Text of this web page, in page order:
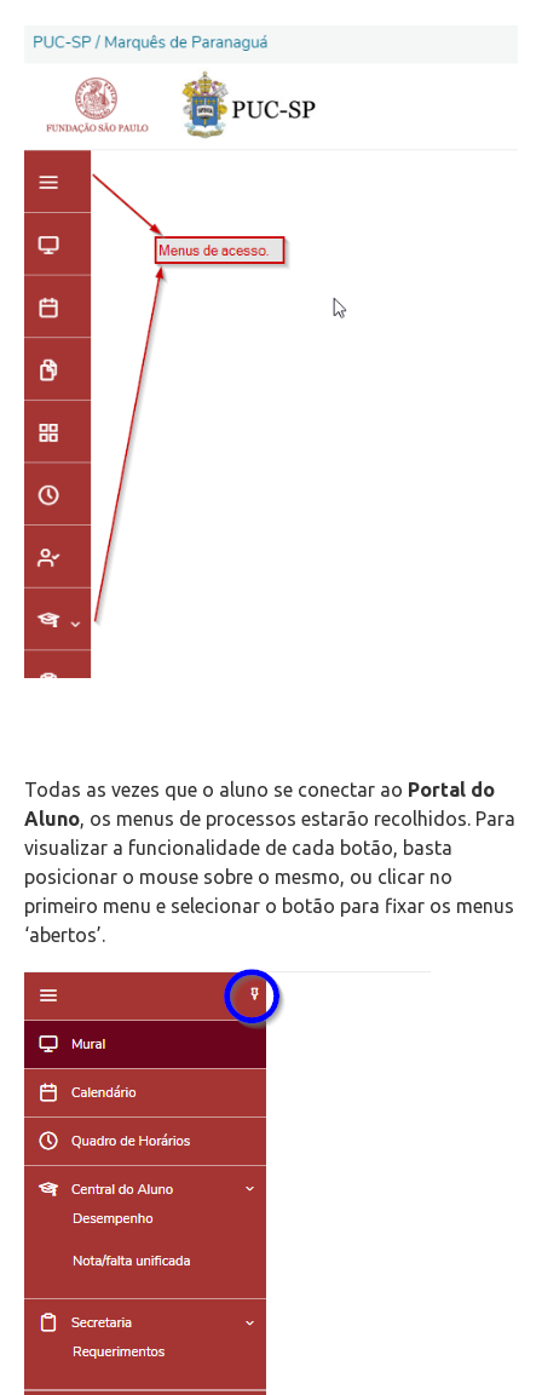
Todas as vezes que o aluno se conectar ao Portal do
Aluno, os menus de processos estarão recolhidos. Para
visualizar a funcionalidade de cada botão, basta
posicionar o mouse sobre o mesmo, ou clicar no
primeiro menu e selecionar o botão para fixar os menus
‘abertos’.